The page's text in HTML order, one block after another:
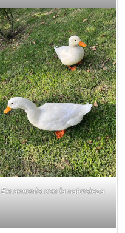
En armonía con la naturaleza